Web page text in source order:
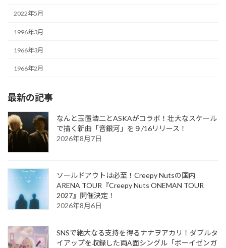
2022年5月
1996年3月
1966年3月
1966年2月
最新の記事
なんと玉置浩二とASKAがコラボ！壮大なスケール
で描く新曲「音銀河」を９/16リリース！
2026年8月7日
ソールドアウトは必至！Creepy Nutsの国内
ARENA TOUR『Creepy Nuts ONEMAN TOUR
2027』開催決定！
2026年8月6日
SNSで絶大なる支持を得るナナヲアカリ！ダブルタ
イアップを収録した両A面シングル「ボーイゼンガ